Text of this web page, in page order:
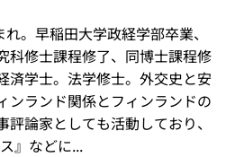
。早稲田大学政経学部卒業、
科修士課程修了、同博士課程修
済学士。法学修士。外交史と安
ンランド関係とフィンランドの
論家としても活動しており、
』などに...